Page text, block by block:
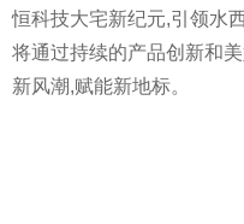
恒科技大宅新纪元,引领水
将通过持续的产品创新和
新风潮,赋能新地标。